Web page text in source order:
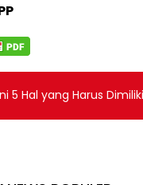
5 Hal yang Harus